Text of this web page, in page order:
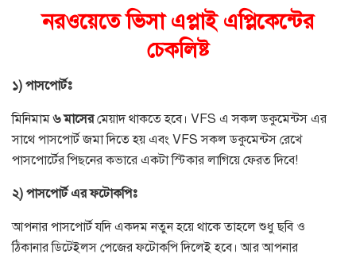
নরওয়েতে ভিসা এপ্লাই এপ্লিকেন্টের
চেকলিষ্ট
১) পাসপোর্টঃ
মিনিমাম ৬ মাসের মেয়াদ থাকতে হবে। VFS এ সকল ডকুমেন্টস এর
সাথে পাসপোর্ট জমা দিতে হয় এবং VFSসকল ডকুমেন্টস রেখে
পাসপোর্টের পিছনের কভারে একটা স্টিকার লাগিয়ে ফেরত দিবে!
২) পাসপোর্ট এর ফটোকপিঃ
আপনার পাসপোর্ট যদি একদম নতুন হয়ে থাকে তাহলে শুধু ছবি ও
ঠিকানার ডিটেইলস পেজের ফটোকপি দিলেই হবে। আর আপনার